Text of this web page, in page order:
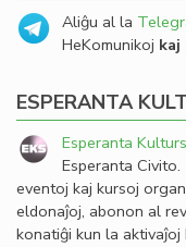
Aliĝu al la
HeKomunikoj
ESPERANTA
Esperanta
Esperanta
eventoj kaj kursoj
eldonaĵoj, abonon al
konatiĝi kun la